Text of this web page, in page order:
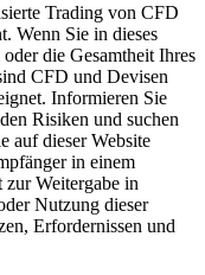
Trading von CFD
Wenn Sie in dieses
die Gesamtheit Ihres
CFD und Devisen
Informieren Sie
Risiken und suchen
auf dieser Website
in einem
Weitergabe in
Nutzung dieser
Erfordernissen und